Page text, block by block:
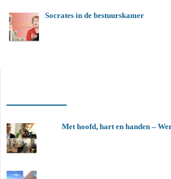
Socrates in de bestuurskamer
Met hoofd, hart en handen –